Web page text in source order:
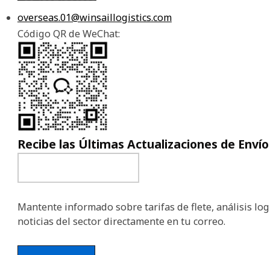
overseas.01@winsaillogistics.com
Código QR de WeChat:
Recibe las Últimas Actualizaciones de Envío
Mantente informado sobre tarifas de flete, análisis
noticias del sector directamente en tu correo.